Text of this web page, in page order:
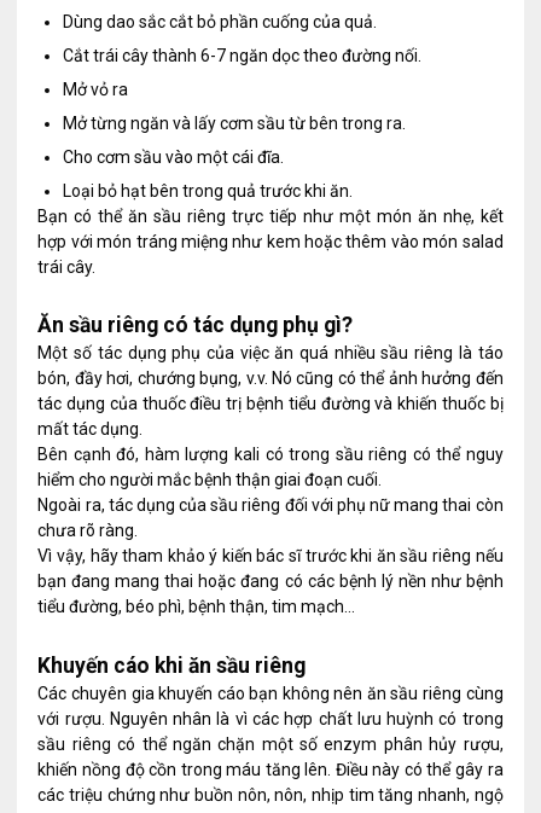
Dùng dao sắc cắt bỏ phần cuống của quả.
Cắt trái cây thành 6-7 ngăn dọc theo đường nối.
Mở vỏ ra
Mở từng ngăn và lấy cơm sầu từ bên trong ra.
Cho cơm sầu vào một cái đĩa.
Loại bỏ hạt bên trong quả trước khi ăn.
Bạn có thể ăn sầu riêng trực tiếp như một món ăn nhẹ, kết
hợp với món tráng miệng như kem hoặc thêm vào món salad
trái cây.
Ăn sầu riêng có tác dụng phụ gì?
Một số tác dụng phụ của việc ăn quá nhiều sầu riêng là táo
bón, đầy hơi, chướng bụng, v.v. Nó cũng có thể ảnh hưởng đến
tác dụng của thuốc điều trị bệnh tiểu đường và khiến thuốc bị
mất tác dụng.
Bên cạnh đó, hàm lượng kali có trong sầu riêng có thể nguy
hiểm cho người mắc bệnh thận giai đoạn cuối.
Ngoài ra, tác dụng của sầu riêng đối với phụ nữ mang thai còn
chưa rõ ràng.
Vì vậy, hãy tham khảo ý kiến ​​bác sĩ trước khi ăn sầu riêng nếu
bạn đang mang thai hoặc đang có các bệnh lý nền như bệnh
tiểu đường, béo phì, bệnh thận, tim mạch…
Khuyến cáo khi ăn sầu riêng
Các chuyên gia khuyến cáo bạn không nên ăn sầu riêng cùng
với rượu. Nguyên nhân là vì các hợp chất lưu huỳnh có trong
sầu riêng có thể ngăn chặn một số enzym phân hủy rượu,
khiến nồng độ cồn trong máu tăng lên. Điều này có thể gây ra
các triệu chứng như buồn nôn, nôn, nhịp tim tăng nhanh, ngộ